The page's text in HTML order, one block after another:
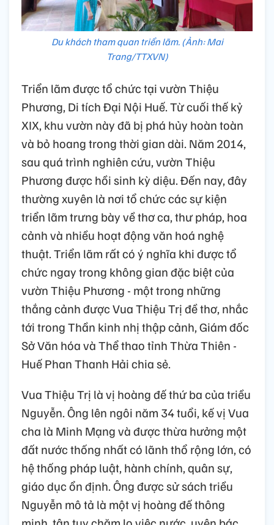
Du khách tham quan triển lãm. (Ảnh: Mai
Trang/TTXVN)
Triển lãm được tổ chức tại vườn Thiệu
Phương, Di tích Đại Nội Huế. Từ cuối thế kỷ
XIX, khu vườn này đã bị phá hủy hoàn toàn
và bỏ hoang trong thời gian dài. Năm 2014,
sau quá trình nghiên cứu, vườn Thiệu
Phương được hồi sinh kỳ diệu. Đến nay, đây
thường xuyên là nơi tổ chức các sự kiện
triển lãm trưng bày về thơ ca, thư pháp, hoa
cảnh và nhiều hoạt động văn hoá nghệ
thuật. Triển lãm rất có ý nghĩa khi được tổ
chức ngay trong không gian đặc biệt của
vườn Thiệu Phương - một trong những
thắng cảnh được Vua Thiệu Trị đề thơ, nhắc
tới trong Thần kinh nhị thập cảnh, Giám đốc
Sở Văn hóa và Thể thao tỉnh Thừa Thiên -
Huế Phan Thanh Hải chia sẻ.
Vua Thiệu Trị là vị hoàng đế thứ ba của triều
Nguyễn. Ông lên ngôi năm 34 tuổi, kế vị Vua
cha là Minh Mạng và được thừa hưởng một
đất nước thống nhất có lãnh thổ rộng lớn, có
hệ thống pháp luật, hành chính, quân sự,
giáo dục ổn định. Ông được sử sách triều
Nguyễn mô tả là một vị hoàng đế thông